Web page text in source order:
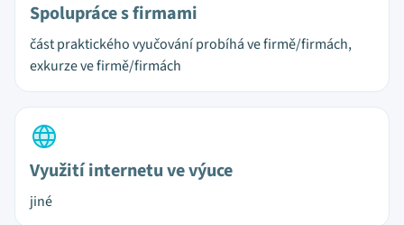
Spolupráce s firmami
část praktického vyučování probíhá ve firmě/firmách,
exkurze ve firmě/firmách
Využití internetu ve výuce
jiné